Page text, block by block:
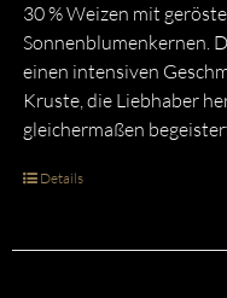
30 % Weizen mit
Sonnenblumenkernen.
einen intensiven
Kruste, die Liebhaber
gleichermaßen
Details